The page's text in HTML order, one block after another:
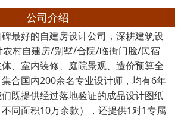
公司介绍
最好的自建房设计公司，深耕建筑设
村自建房/别墅/合院/临街门脸/民宿
、室内装修、庭院景观、造价预算全
合国内200余名专业设计师，均有6年
既提供经过落地验证的成品设计图纸
不同面积10万余款），还提供1对1专属